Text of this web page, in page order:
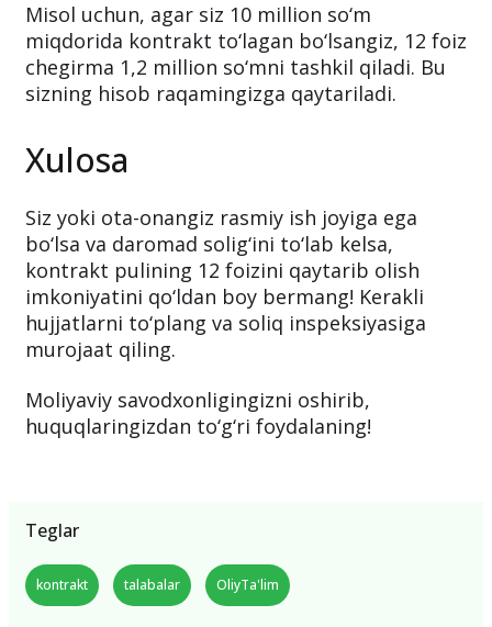
Misol uchun, agar siz 10 million so‘m
miqdorida kontrakt to‘lagan bo‘lsangiz, 12 foiz
chegirma 1,2 million so‘mni tashkil qiladi. Bu
sizning hisob raqamingizga qaytariladi.
Xulosa
Siz yoki ota-onangiz rasmiy ish joyiga ega
bo‘lsa va daromad solig‘ini to‘lab kelsa,
kontrakt pulining 12 foizini qaytarib olish
imkoniyatini qo‘ldan boy bermang! Kerakli
hujjatlarni to‘plang va soliq inspeksiyasiga
murojaat qiling.
Moliyaviy savodxonligingizni oshirib,
huquqlaringizdan to‘g‘ri foydalaning!
Teglar
kontrakt talabalar OliyTa'lim